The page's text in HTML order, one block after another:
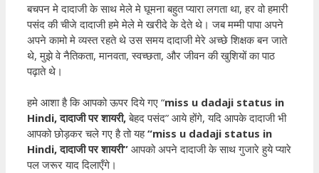
बचपन मे दादाजी के साथ मेले मे घूमना बहुत प्यारा लगता था, हर वो हमारी
पसंद की चीजे दादाजी हमे मेले मे खरीदे के देते थे। जब मम्मी पापा अपने
अपने कामो मे व्यस्त रहते थे उस समय दादाजी मेरे अच्छे शिक्षक बन जाते
थे, मुझे वे नैतिकता, मानवता, स्वच्छता, और जीवन की खुशियों का पाठ
पढ़ाते थे।
हमे आशा है कि आपको ऊपर दिये गए “miss u dadaji status in
Hindi, दादाजी पर शायरी, बेहद पसंद” आये होंगे, यदि आपके दादाजी भी
आपको छोड़कर चले गए है तो यह“miss u dadaji status in
Hindi, दादाजी पर शायरी” आपको अपने दादाजी के साथ गुजारे हुये प्यारे
पल जरूर याद दिलाएँगे।